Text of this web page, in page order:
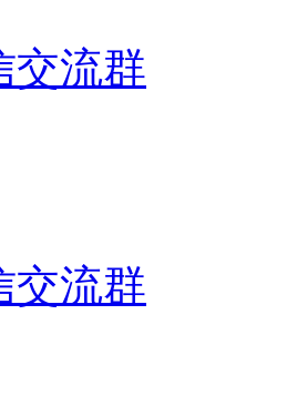
交流群
交流群